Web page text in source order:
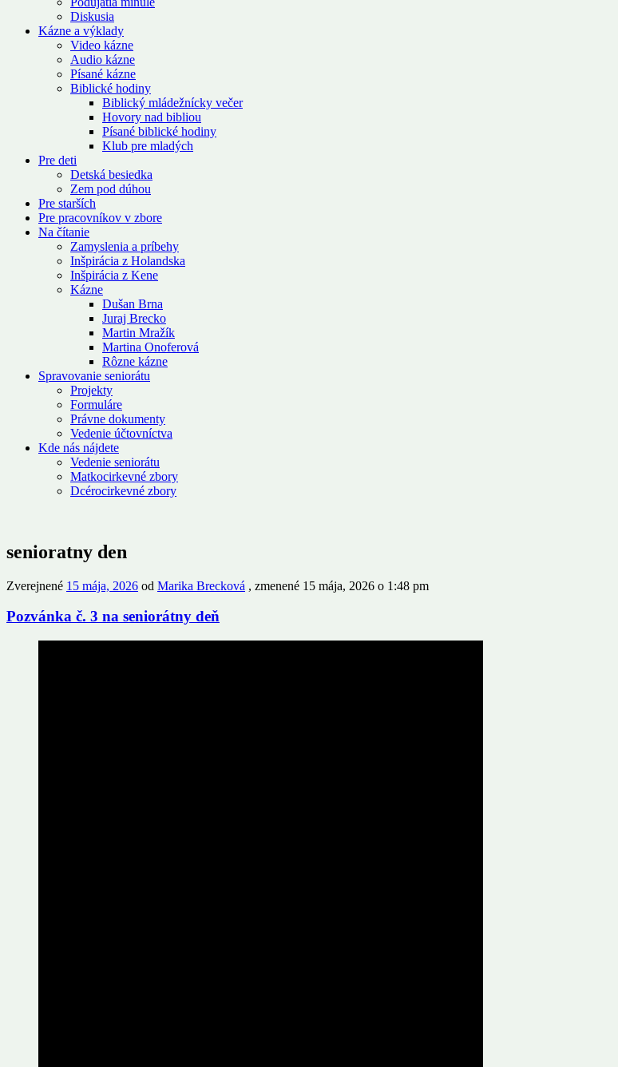
Diskusia
Kázne a výklady
Video kázne
Audio kázne
Písané kázne
Biblické hodiny
Biblický mládežnícky večer
Hovory nad bibliou
Písané biblické hodiny
Klub pre mladých
Pre deti
Detská besiedka
Zem pod dúhou
Pre starších
Pre pracovníkov v zbore
Na čítanie
Zamyslenia a príbehy
Inšpirácia z Holandska
Inšpirácia z Kene
Kázne
Dušan Brna
Juraj Brecko
Martin Mražík
Martina Onoferová
Rôzne kázne
Spravovanie seniorátu
Projekty
Formuláre
Právne dokumenty
Vedenie účtovníctva
Kde nás nájdete
Vedenie seniorátu
Matkocirkevné zbory
Dcérocirkevné zbory
senioratny den
Zverejnené 15 mája, 2026 od Marika Brecková , zmenené 15 mája, 2026 o 1:48 pm
Pozvánka č. 3 na seniorátny deň